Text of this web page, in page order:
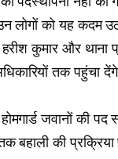
लोगों को यह कदम
कुमार और थाना
तक पहुंचा
जवानों की पद
की प्रक्रिया